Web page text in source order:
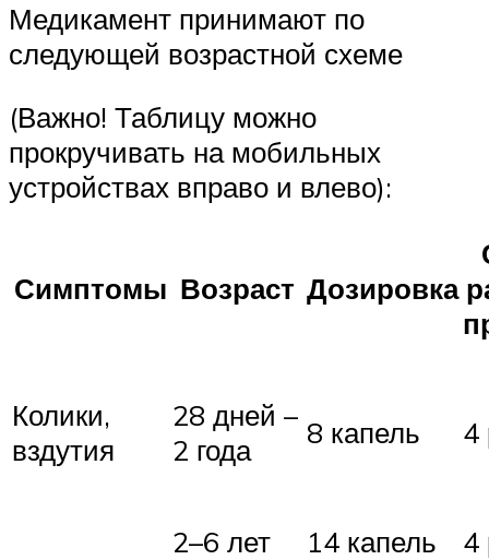
Медикамент принимают по
следующей возрастной схеме
(Важно! Таблицу можно
прокручивать на мобильных
устройствах вправо и влево):
Симптомы Возраст Дозировка
Колики,
вздутия
28 дней –
2 года
8 капель 4
2–6 лет 14 капель
4